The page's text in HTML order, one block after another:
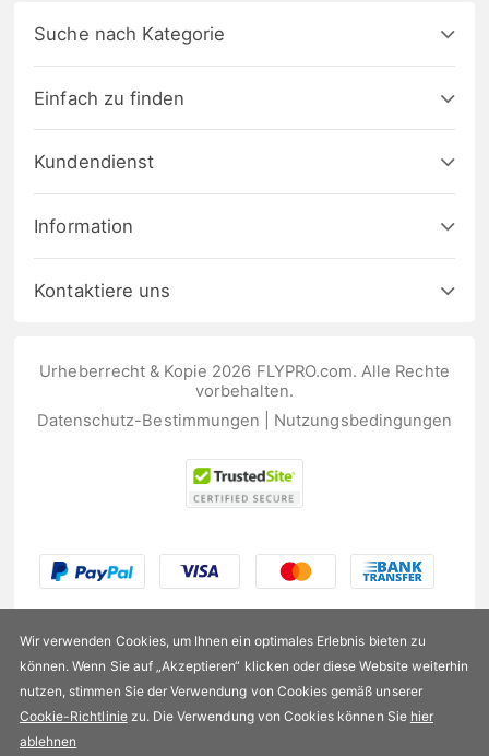
US$175,99
Suche nach Kategorie
Einfach zu finden
Kundendienst
Information
Kontaktiere uns
Urheberrecht & Kopie 2026 FLYPRO.com. Alle Rechte
vorbehalten.
Datenschutz-Bestimmungen
Nutzungsbedingungen
Wir verwenden Cookies, um Ihnen ein optimales Erlebnis bieten zu
können. Wenn Sie auf „Akzeptieren“ klicken oder diese Website weiterhin
nutzen, stimmen Sie der Verwendung von Cookies gemäß unserer
Cookie-Richtliniezu. Die Verwendung von Cookies können Sie hier
ablehnen